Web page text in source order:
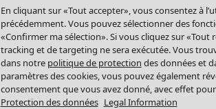
En cliquant sur «Tout accepter», vous consentez à
précédemment. Vous pouvez sélectionner des
«Confirmer ma sélection». Si vous cliquez sur «Tout
tracking et de targeting ne sera exécutée. Vous
dans notre politique de protection des données et
paramètres des cookies, vous pouvez également
consentement que vous avez donné, avec effet pour
Protection des données Legal Information